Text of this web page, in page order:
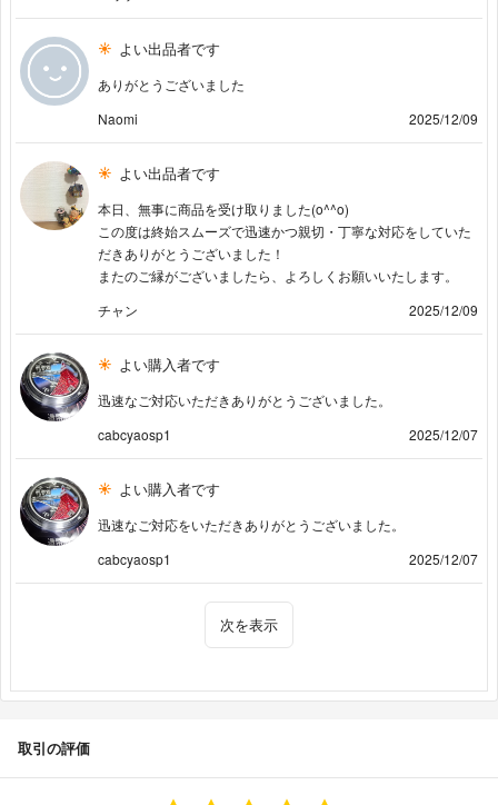
よい出品者です
ありがとうございました
Naomi
2025/12/09
よい出品者です
本日、無事に商品を受け取りました(o^^o)
この度は終始スムーズで迅速かつ親切・丁寧な対応をしていた
だきありがとうございました！
またのご縁がございましたら、よろしくお願いいたします。
チャン
2025/12/09
よい購入者です
迅速なご対応いただきありがとうございました。
cabcyaosp1
2025/12/07
よい購入者です
迅速なご対応をいただきありがとうございました。
cabcyaosp1
2025/12/07
次を表示
取引の評価